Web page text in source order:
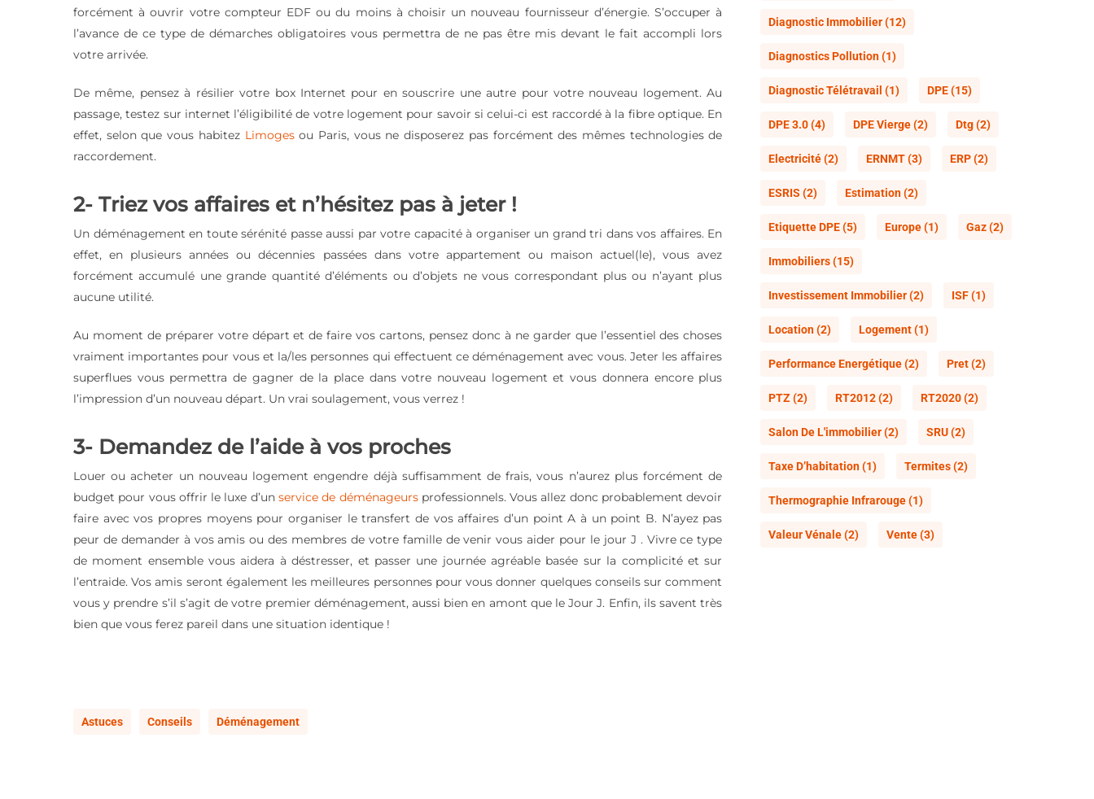
forcément à ouvrir votre compteur EDF ou du moins à choisir un nouveau fournisseur d’énergie. S’occuper à
l’avance de ce type de démarches obligatoires vous permettra de ne pas être mis devant le fait accompli lors
votre arrivée.
De même, pensez à résilier votre box Internet pour en souscrire une autre pour votre nouveau logement. Au
passage, testez sur internet l’éligibilité de votre logement pour savoir si celui-ci est raccordé à la fibre optique. En
effet, selon que vous habitez Limogesou Paris, vous ne disposerez pas forcément des mêmes technologies de
raccordement.
2- Triez vos affaires et n’hésitez pas à jeter !
Un déménagement en toute sérénité passe aussi par votre capacité à organiser un grand tri dans vos affaires. En
effet, en plusieurs années ou décennies passées dans votre appartement ou maison actuel(le), vous avez
forcément accumulé une grande quantité d’éléments ou d’objets ne vous correspondant plus ou n’ayant plus
aucune utilité.
Au moment de préparer votre départ et de faire vos cartons, pensez donc à ne garder que l’essentiel des choses
vraiment importantes pour vous et la/les personnes qui effectuent ce déménagement avec vous. Jeter les affaires
superflues vous permettra de gagner de la place dans votre nouveau logement et vous donnera encore plus
l’impression d’un nouveau départ. Un vrai soulagement, vous verrez !
3- Demandez de l’aide à vos proches
Louer ou acheter un nouveau logement engendre déjà suffisamment de frais, vous n’aurez plus forcément de
budget pour vous offrir le luxe d’unservice de déménageursprofessionnels. Vous allez donc probablement devoir
faire avec vos propres moyens pour organiser le transfert de vos affaires d’un point A à un point B. N’ayez pas
peur de demander à vos amis ou des membres de votre famille de venir vous aider pour le jour J . Vivre ce type
de moment ensemble vous aidera à déstresser, et passer une journée agréable basée sur la complicité et sur
l’entraide. Vos amis seront également les meilleures personnes pour vous donner quelques conseils sur comment
vous y prendre s’il s’agit de votre premier déménagement, aussi bien en amont que le Jour J. Enfin, ils savent très
bien que vous ferez pareil dans une situation identique !
Astuces Conseils Déménagement
Diagnostic Immobilier(12)
Diagnostics Pollution(1)
Diagnostic Télétravail (1) DPE(15)
DPE 3.0(4) DPE Vierge(2) Dtg(2)
Electricité(2) ERNMT(3) ERP(2)
ESRIS (2) Estimation(2)
Etiquette DPE(5) Europe(1) Gaz(2)
Immobiliers(15)
Investissement Immobilier(2) ISF(1)
Location(2) Logement(1)
Performance Energétique(2) Pret(2)
PTZ (2) RT2012(2) RT2020(2)
Salon De L'immobilier(2) SRU(2)
Taxe D’habitation(1) Termites(2)
Thermographie Infrarouge(1)
Valeur Vénale(2) Vente(3)